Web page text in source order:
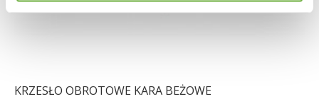
KRZESŁO OBROTOWE KARA BEŻOWE